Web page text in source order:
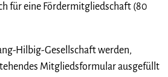
für eine Fördermitgliedschaft (80
Hilbig-Gesellschaft werden,
Mitgliedsformular ausgefüllt